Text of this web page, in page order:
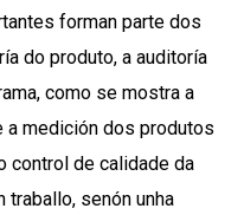
forman parte dos
do produto, a auditoría
como se mostra a
a medición dos produtos
control de calidade da
traballo, senón unha